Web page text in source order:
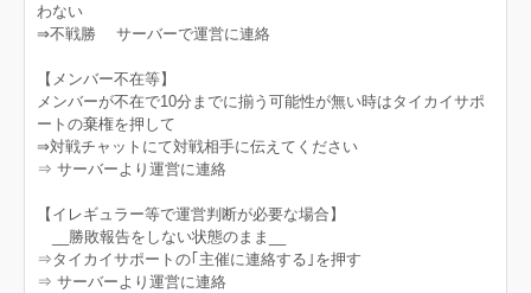
わない
⇒不戦勝 サーバーで運営に連絡
【メンバー不在等】
メンバーが不在で10分までに揃う可能性が無い時はタイカイサポ
ートの棄権を押して
⇒対戦チャットにて対戦相手に伝えてください
⇒ サーバーより運営に連絡
【イレギュラー等で運営判断が必要な場合】
__勝敗報告をしない状態のまま__
⇒タイカイサポートの｢主催に連絡する｣を押す
⇒ サーバーより運営に連絡